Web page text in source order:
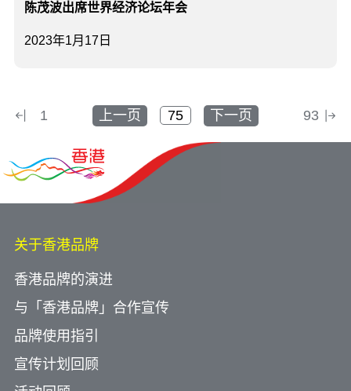
2023年1月17日
陈茂波出席世界经济论坛年会
1 上一页 下一页 93
关于香港品牌
香港品牌的演进
与「香港品牌」合作宣传
品牌使用指引
宣传计划回顾